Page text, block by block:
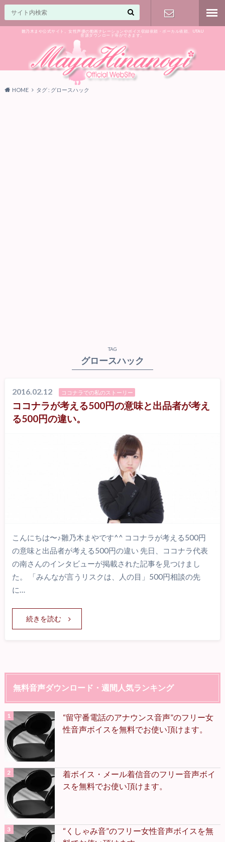
雛乃木まや公式サイト。女性声優の動画ナレーションやボイス収録依頼・ボーカル依頼、UTAU
音源ダウンロード等ができます。
気軽に♪
HOME タグ : グロースハック
TAG
グロースハック
2016.02.12 ココナラでの私のストーリー
ココナラが考える500円の意味と出品者が考え
る500円の違い。
こんにちは〜♪雛乃木まやです^^ ココナラが考える500円
の意味と出品者が考える500円の違い 先日、ココナラ代表
の南さんのインタビューが掲載された記事を見つけまし
た。 「みんなが言うリスクは、人の目」500円相談の先
に…
続きを読む
無料音声ダウンロード・週間人気ランキング
“留守番電話のアナウンス音声”のフリー女
性音声ボイスを無料でお使い頂けます。
着ボイス・メール着信音のフリー音声ボイ
スを無料でお使い頂けます。
“くしゃみ音”のフリー女性音声ボイスを無